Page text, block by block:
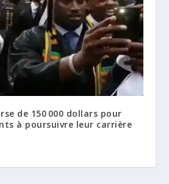
de 150 000 dollars pour
à poursuivre leur carrière